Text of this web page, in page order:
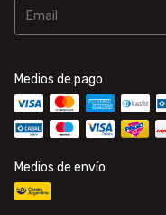
Medios de pago
Medios de envío